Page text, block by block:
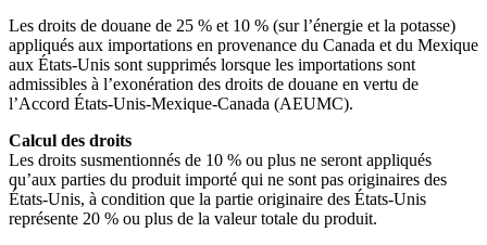
Les droits de douane de 25 % et 10 % (sur l’énergie et la potasse)
appliqués aux importations en provenance du Canada et du Mexique
aux États-Unis sont supprimés lorsque les importations sont
admissibles à l’exonération des droits de douane en vertu de
l’Accord États-Unis-Mexique-Canada (AEUMC).
Calcul des droits
Les droits susmentionnés de 10 % ou plus ne seront appliqués
qu’aux parties du produit importé qui ne sont pas originaires des
États-Unis, à condition que la partie originaire des États-Unis
représente 20 % ou plus de la valeur totale du produit.